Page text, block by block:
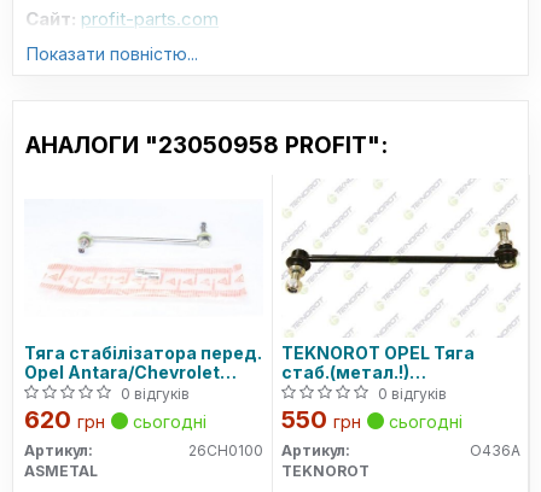
Сайт: profit-parts.com
Показати повністю...
АНАЛОГИ "23050958 PROFIT":
Тяга cтабілізатора перед.
Opel Antara/Chevrolet
Captiva 06- Л.0 відгуків
620 грн сьогодні
Артикул:
26CH0100
ASMETAL
TEKNOROT OPEL Тяга
стаб.(метал.!)
передн.лев.Mokka,Chevrolet
0 відгуків
550 грн сьогодні
Артикул:
O436A
TEKNOROT